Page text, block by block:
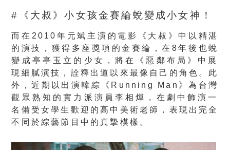
#《大叔》小女孩金賽綸蛻變成小女神！
而在2010年元斌主演的電影《大叔》中以精湛
的演技， 獲得多座獎項的金賽綸，在8年後也蛻
變成亭亭玉立的少女，將在《惡鄰布局》中展
現細膩演技，詮釋出道以來最像自己的角色。此
外，近期以出演韓綜《Running Man》為台灣
觀眾熟知的實力派演員李相燁， 在劇中飾演一
名備受女學生歡迎的高中美術老師， 表現出完全
不同於綜藝節目中的真摯模樣。